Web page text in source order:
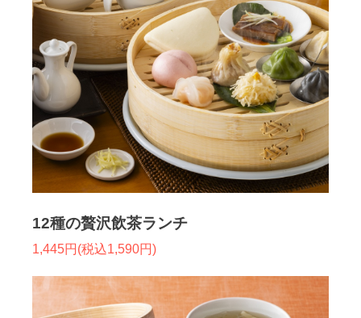
12種の贅沢飲茶ランチ
1,445円(税込1,590円)